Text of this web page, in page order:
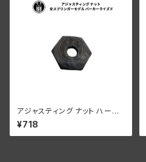
アジャスティング ナット ハーレ
ーダビッドソン 全スプリンガー
モデル パーカーライズド
¥718